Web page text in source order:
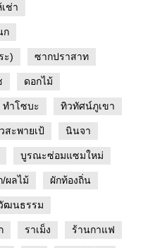
ช่า
ก
ะ) ซากปราสาท
ดอกไม้
ทำโซบะ ทิวทัศน์ภูเขา
สะพายเป้ นินจา
บูรณะซ่อมแซมใหม่
/ผลไม้ ผักท้องถิ่น
ฒนธรรม
ราเม็ง ร้านกาแฟ